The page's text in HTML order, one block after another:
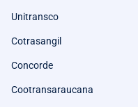
Unitransco
Cotrasangil
Concorde
Cootransaraucana